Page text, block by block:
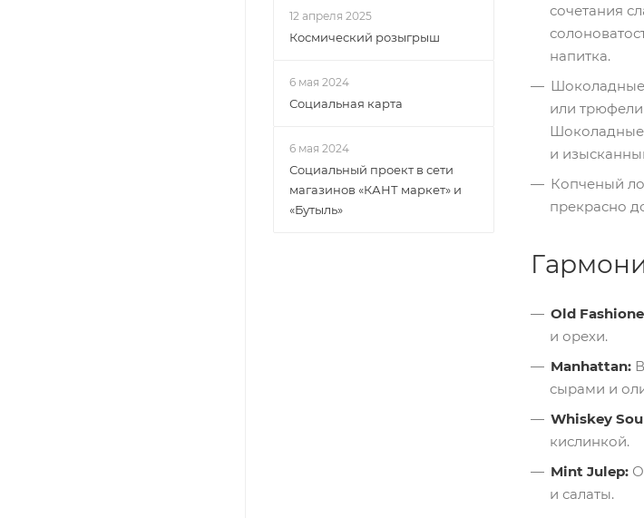
сочетания
напитка.
Шоколадные
или
Шоколадные
и
Копченый
прекрасно
Old
и орехи.
Manhattan:
сырами и
Whiskey
кислинкой.
Mint Julep:
и салаты.
12 апреля 2025
Космический розыгрыш
6 мая 2024
Социальная карта
6 мая 2024
Социальный проект в сети
магазинов «КАНТ маркет» и
«Бутыль»